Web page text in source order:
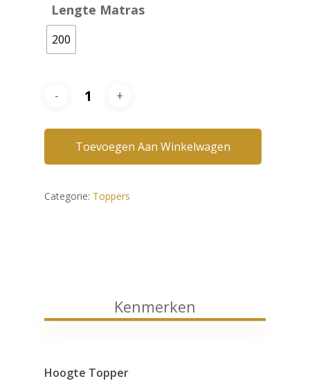
Lengte Matras
200
Toevoegen Aan Winkelwagen
Categorie: Toppers
Kenmerken
Hoogte Topper